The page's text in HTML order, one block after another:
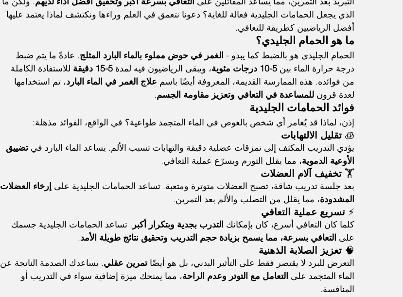
الذي يجعل الحمامات الجليدية فعالة للغاية؟ دعونا نتعمق في العلم وراءها ونكتشف لماذا يعتمد عليها
أفضل الرياضيين كطريقة للتعافي.
ما هو الحمام الجليدي؟
الحمام الجليدي هو بالضبط كما يبدو - الغمر في حوض مملوء بالماء البارد المثلج. عادةً ما يتم ضبط
درجة حرارة الماء بين 5-10 درجات مئوية ، ويبقى الرياضيون فيه لمدة 5-15 دقيقة
للاستفادة الكاملة
من فوائده. هذه الممارسة القديمة، المعروفة أيضًا باسم علاج الغمر في الماء البارد، تم استخدامها
لعدة قرون للمساعدة في التعافي وتعزيز مقاومة الجسم.
فوائد الحمامات الجليدية
إذن، لماذا قد يُغامر أي شخص بالغوص في الماء المتجمد طواعية؟ في الواقع، الفوائد مذهلة:
🧊 تقليل الالتهابات
يؤدي التدريب المكثف إلى تمزقات عضلية دقيقة والتهابات تسبب الألم. يساعد الماء البارد في تضييق
الأوعية الدموية، مما يقلل التورم ويسرّع عملية التعافي.
🏋️ تخفيف آلام العضلات
بعد جلسة تدريب شاقة، تصبح العضلات متوترة ومتعبة. تساعد الحمامات الجليدية على إرخاء العضلات
المشدودة، مما يقلل من التصلب والألم بعد التمرين.
⚡ تسريع عملية التعافي
كلما كان التعافي أسرع، كان بإمكانك التدرب بجدية وبتكرار أكبر . تساعد الحمامات الجليدية جسمك
على التعافي بسرعة، مما يسمح بزيادة حجم التدريب وتحقيق نتائج طويلة الأمد.
🧠 تعزيز الصلابة الذهنية
التعرض للبرد لا يقتصر فقط على التأثير البدني، بل هو أيضًا تمرين عقلي. يساعدك الصدمة الناتجة عن
الماء المتجمد على التعامل مع التوتر وعدم الراحة، مما يمنحك ميزة إضافية سواء في التدريب أو
المنافسة.